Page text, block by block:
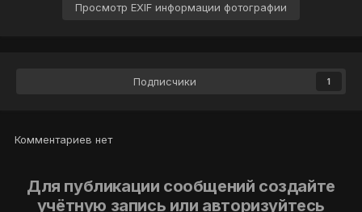
Просмотр EXIF информации фотографии
Подписчики 1
Комментариев нет
Для публикации сообщений создайте
учётную запись или авторизуйтесь